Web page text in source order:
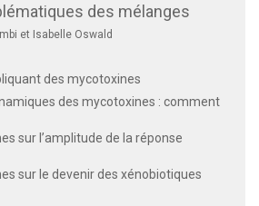
des mélanges
et Isabelle Oswald
des mycotoxines
des mycotoxines : comment
sur l’amplitude de la réponse
sur le devenir des xénobiotiques